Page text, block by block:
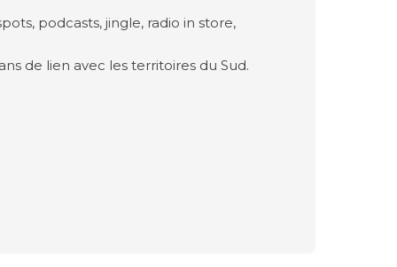
podcasts, jingle, radio in store,
de lien avec les territoires du Sud.